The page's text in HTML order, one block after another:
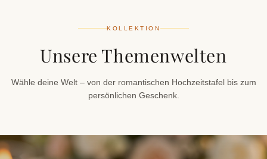
eine klare Kaufempfehlung!
KOLLEKTION
Unsere Themenwelten
Wähle deine Welt – von der romantischen Hochzeitstafel bis zum
persönlichen Geschenk.